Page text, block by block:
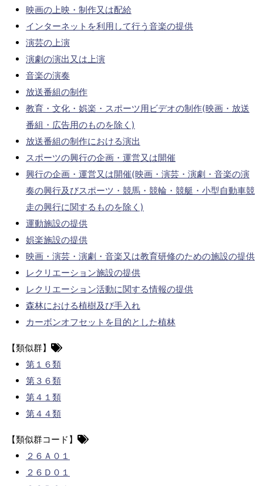
映画の上映・制作又は配給
インターネットを利用して行う音楽の提供
演芸の上演
演劇の演出又は上演
音楽の演奏
放送番組の制作
教育・文化・娯楽・スポーツ用ビデオの制作(映画・放送
番組・広告用のものを除く)
放送番組の制作における演出
スポーツの興行の企画・運営又は開催
興行の企画・運営又は開催(映画・演芸・演劇・音楽の演
奏の興行及びスポーツ・競馬・競輪・競艇・小型自動車競
走の興行に関するものを除く)
運動施設の提供
娯楽施設の提供
映画・演芸・演劇・音楽又は教育研修のための施設の提供
レクリエーション施設の提供
レクリエーション活動に関する情報の提供
森林における植樹及び手入れ
カーボンオフセットを目的とした植林
【類似群】
第１６類
第３６類
第４１類
第４４類
【類似群コード】
２６Ａ０１
２６Ｄ０１